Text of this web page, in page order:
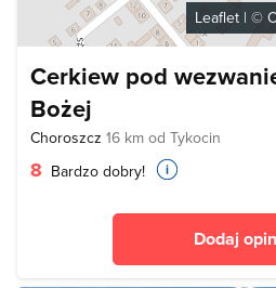
Leaflet | ©
Cerkiew pod
Bożej
Choroszcz 16 km od Tykocin
8 Bardzo dobry!
Dodaj